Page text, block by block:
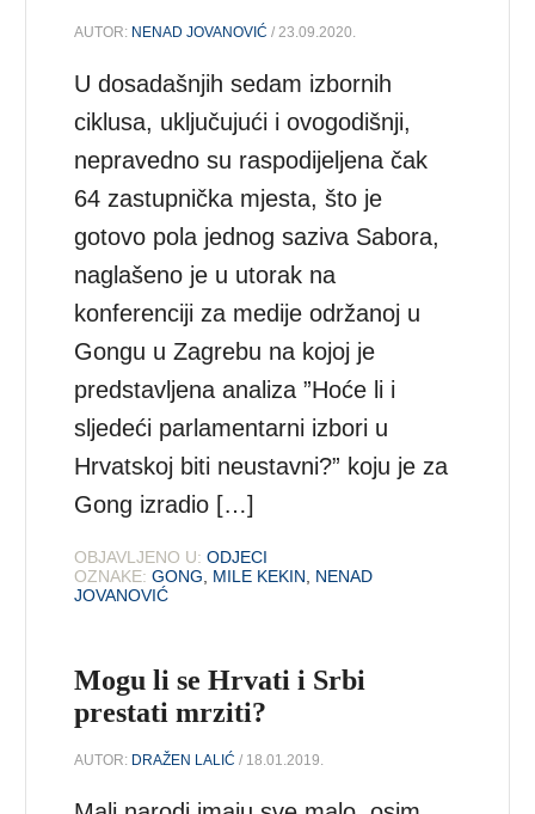
AUTOR: NENAD JOVANOVIĆ / 23.09.2020.
U dosadašnjih sedam izbornih
ciklusa, uključujući i ovogodišnji,
nepravedno su raspodijeljena čak
64 zastupnička mjesta, što je
gotovo pola jednog saziva Sabora,
naglašeno je u utorak na
konferenciji za medije održanoj u
Gongu u Zagrebu na kojoj je
predstavljena analiza ”Hoće li i
sljedeći parlamentarni izbori u
Hrvatskoj biti neustavni?” koju je za
Gong izradio […]
OBJAVLJENO U: ODJECI
OZNAKE: GONG MILE KEKIN
NENAD
JOVANOVIĆ
Mogu li se Hrvati i Srbi
prestati mrziti?
AUTOR: DRAŽEN LALIĆ / 18.01.2019.